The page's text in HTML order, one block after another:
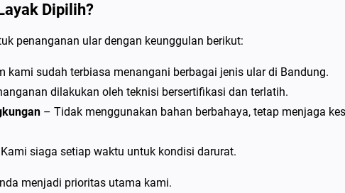
Dipilih?
penanganan ular dengan keunggulan berikut:
kami sudah terbiasa menangani berbagai jenis ular di Bandung.
dilakukan oleh teknisi bersertifikasi dan terlatih.
– Tidak menggunakan bahan berbahaya, tetap menjaga
siaga setiap waktu untuk kondisi darurat.
menjadi prioritas utama kami.